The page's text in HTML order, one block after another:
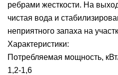
ребрами жесткости. На
чистая вода и
неприятного запаха на
Характеристики:
Потребляемая мощность,
1,2-1,6